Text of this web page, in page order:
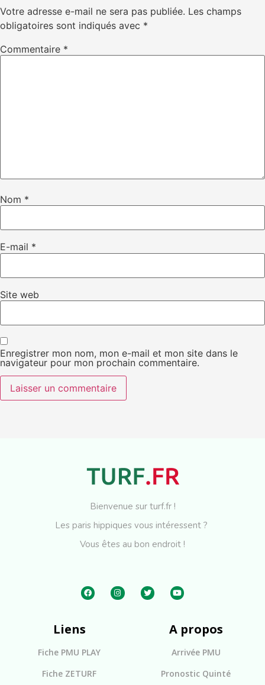
Votre adresse e-mail ne sera pas publiée. Les champs
obligatoires sont indiqués avec *
Commentaire *
Nom *
E-mail *
Site web
Enregistrer mon nom, mon e-mail et mon site dans le
navigateur pour mon prochain commentaire.
Bienvenue sur turf.fr !
Les paris hippiques vous intéressent ?
Vous êtes au bon endroit !
Liens
Fiche PMU PLAY
Fiche ZETURF
A propos
Arrivée PMU
Pronostic Quinté